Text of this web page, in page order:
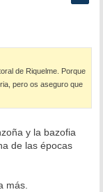
de Riquelme. Porque
pero os aseguro que
y la bazofia
de las épocas
más.